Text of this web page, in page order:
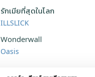
รักเมียที่สุดในโลก
ILLSLICK
Wonderwall
Oasis